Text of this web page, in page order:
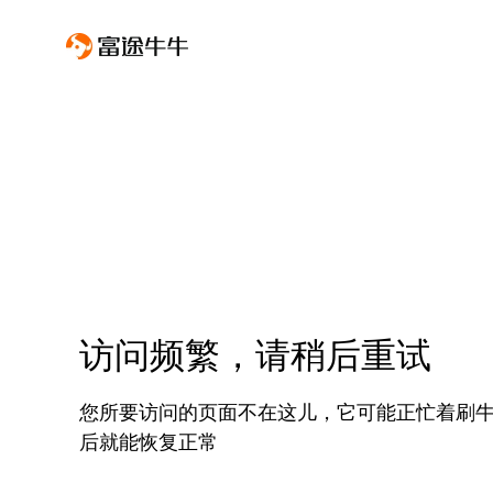
访问频繁，请稍后重试
您所要访问的页面不在这儿，它可能正忙着刷
后就能恢复正常